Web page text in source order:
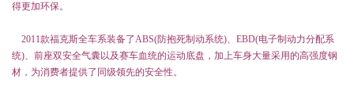
得更加环保。
2011款福克斯全车系装备了ABS(防抱死制动系统)、EBD(电子制动力分配系
统)、前座双安全气囊以及赛车血统的运动底盘，加上车身大量采用的高强度钢
材，为消费者提供了同级领先的安全性。